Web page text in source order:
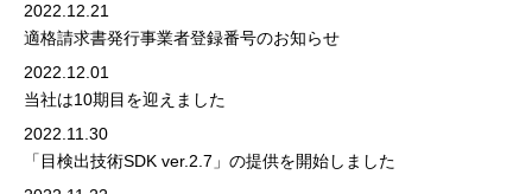
2022.12.21
適格請求書発行事業者登録番号のお知らせ
2022.12.01
当社は10期目を迎えました
2022.11.30
「目検出技術SDK ver.2.7」の提供を開始しました